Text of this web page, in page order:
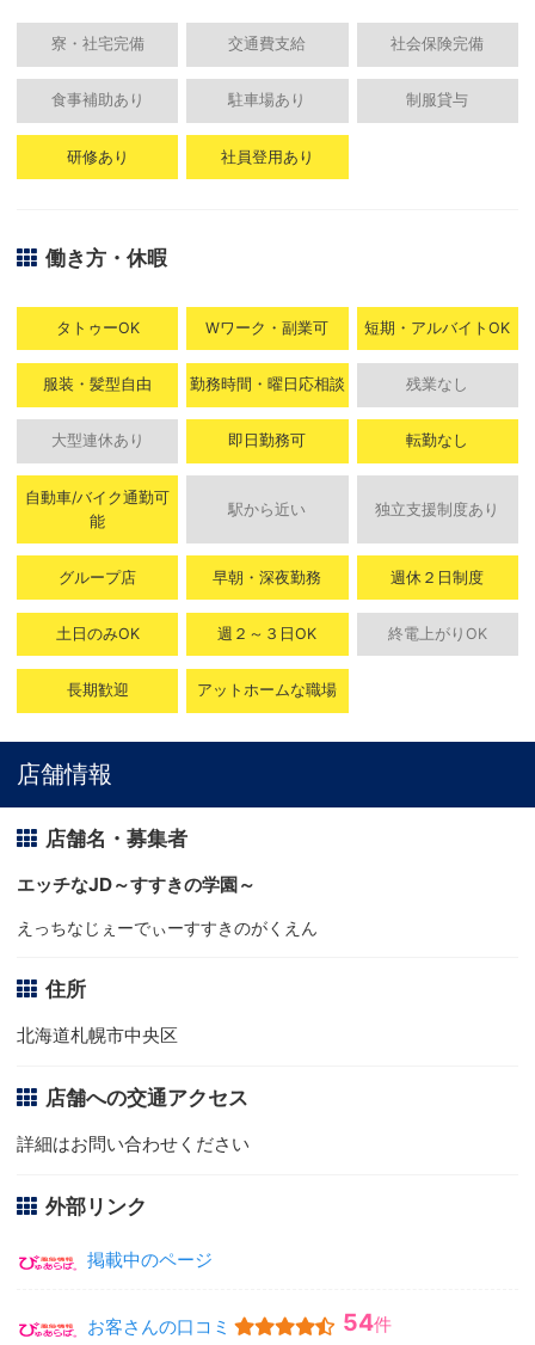
寮・社宅完備 交通費支給 社会保険完備
食事補助あり 駐車場あり 制服貸与
研修あり 社員登用あり
働き方・休暇
タトゥーOK Wワーク・副業可 短期・アルバイトOK
服装・髪型自由 勤務時間・曜日応相談 残業なし
大型連休あり 即日勤務可 転勤なし
自動車/バイク通勤可
能
駅から近い 独立支援制度あり
グループ店 早朝・深夜勤務 週休２日制度
土日のみOK 週２～３日OK 終電上がりOK
長期歓迎 アットホームな職場
店舗情報
店舗名・募集者
エッチなJD～すすきの学園～
えっちなじぇーでぃーすすきのがくえん
住所
北海道札幌市中央区
店舗への交通アクセス
詳細はお問い合わせください
外部リンク
掲載中のページ
お客さんの口コミ 54件